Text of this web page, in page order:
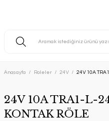
Anasayfa Roleler 24V 24V 10A
24V 10A TRA1-L-
KONTAK RÖLE